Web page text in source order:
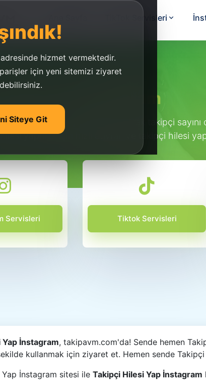
hizmet vermektedir.
için yeni sitemizi ziyaret
Siteye Git
TikTok Servisleri
Hilesi Yap İnstagram
instagram takipçi hilesi yaparak takipçi sayını
hilesi yapmak için hızlı davran ve takipçi hilesi
Servisleri Tiktok Servisleri
İnstagram, takipavm.com'da! Sende hemen
kullanmak için ziyaret et. Hemen sende
İnstagram sitesi ile Takipçi Hilesi Yap İnstagram